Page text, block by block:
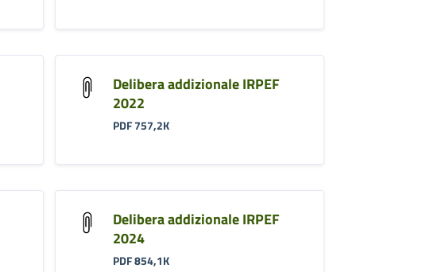
Delibera addizionale IRPEF
2022
PDF 757,2K
Delibera addizionale IRPEF
2024
PDF 854,1K